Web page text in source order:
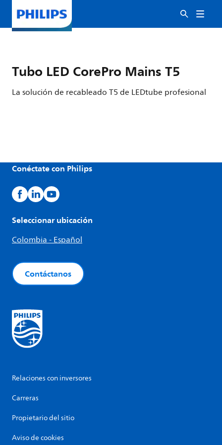
Tubo LED CorePro Mains T5
La solución de recableado T5 de LEDtube profesional
Conéctate con Philips
Seleccionar ubicación
Colombia - Español
Contáctanos
Relaciones con inversores
Carreras
Propietario del sitio
Aviso de cookies